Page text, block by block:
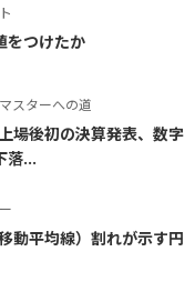
をつけたか
スターへの道
場後初の決算発表、数字
落...
動平均線）割れが示す円